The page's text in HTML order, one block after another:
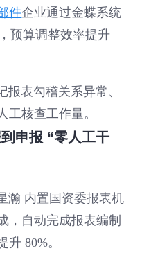
件企业通过金蝶系统
预算调整效率提升
报表勾稽关系异常、
工核查工作量。
申报 “零人工干
瀚 内置国资委报表机
，自动完成报表编制
80%。